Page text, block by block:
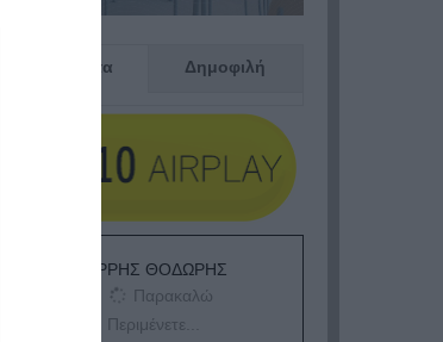
Πρόσφατα Δημοφιλή
ΕΙΠΕΣ – ΦΕΡΡΗΣ ΘΟΔΩΡΗΣ
Παρακαλώ
Περιμένετε...